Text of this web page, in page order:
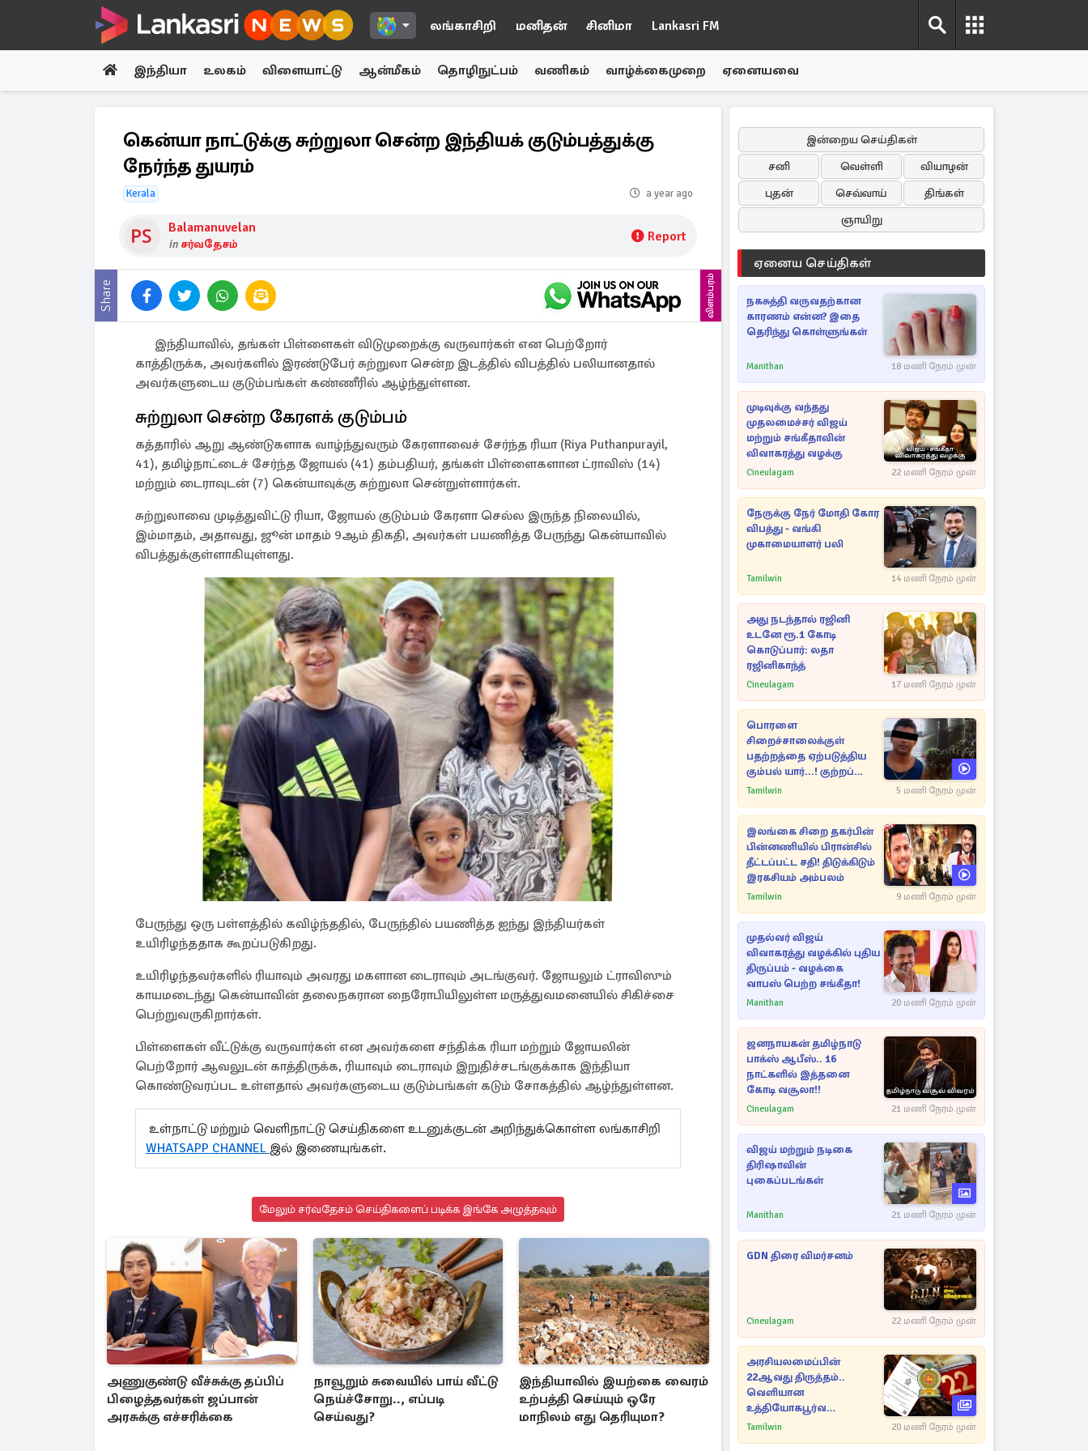
லங்காசிறி மனிதன் சினிமா Lankasri FM
இந்தியா உலகம் விளையாட்டு ஆன்மீகம் தொழிநுட்பம் வணிகம் வாழ்க்கைமுறை ஏனையவை
கென்யா நாட்டுக்கு சுற்றுலா சென்ற இந்தியக் குடும்பத்துக்கு
நேர்ந்த துயரம்
Kerala a year ago
Balamanuvelan
in சர்வதேசம் Report
Share விளம்பரம்
இந்தியாவில், தங்கள் பிள்ளைகள் விடுமுறைக்கு வருவார்கள் என பெற்றோர்
காத்திருக்க, அவர்களில் இரண்டுபேர் சுற்றுலா சென்ற இடத்தில் விபத்தில் பலியானதால்
அவர்களுடைய குடும்பங்கள் கண்ணீரில் ஆழ்ந்துள்ளன.
சுற்றுலா சென்ற கேரளக் குடும்பம்
கத்தாரில் ஆறு ஆண்டுகளாக வாழ்ந்துவரும் கேரளாவைச் சேர்ந்த ரியா (Riya Puthanpurayil,
41), தமிழ்நாட்டைச் சேர்ந்த ஜோயல் (41) தம்பதியர், தங்கள் பிள்ளைகளான ட்ராவிஸ் (14)
மற்றும் டைராவுடன் (7) கென்யாவுக்கு சுற்றுலா சென்றுள்ளார்கள்.
சுற்றுலாவை முடித்துவிட்டு ரியா, ஜோயல் குடும்பம் கேரளா செல்ல இருந்த நிலையில்,
இம்மாதம், அதாவது, ஜூன் மாதம் 9ஆம் திகதி, அவர்கள் பயணித்த பேருந்து கென்யாவில்
விபத்துக்குள்ளாகியுள்ளது.
பேருந்து ஒரு பள்ளத்தில் கவிழ்ந்ததில், பேருந்தில் பயணித்த ஐந்து இந்தியர்கள்
உயிரிழந்ததாக கூறப்படுகிறது.
உயிரிழந்தவர்களில் ரியாவும் அவரது மகளான டைராவும் அடங்குவர். ஜோயலும் ட்ராவிஸும்
காயமடைந்து கென்யாவின் தலைநகரான நைரோபியிலுள்ள மருத்துவமனையில் சிகிச்சை
பெற்றுவருகிறார்கள்.
பிள்ளைகள் வீட்டுக்கு வருவார்கள் என அவர்களை சந்திக்க ரியா மற்றும் ஜோயலின்
பெற்றோர் ஆவலுடன் காத்திருக்க, ரியாவும் டைராவும் இறுதிச்சடங்குக்காக இந்தியா
கொண்டுவரப்பட உள்ளதால் அவர்களுடைய குடும்பங்கள் கடும் சோகத்தில் ஆழ்ந்துள்ளன.
உள்நாட்டு மற்றும் வெளிநாட்டு செய்திகளை உடனுக்குடன் அறிந்துக்கொள்ள லங்காசிறி
WHATSAPP CHANNEL இல் இணையுங்கள்.
மேலும் சர்வதேசம் செய்திகளைப் படிக்க இங்கே அழுத்தவும்
அணுகுண்டு வீச்சுக்கு தப்பிப்
பிழைத்தவர்கள் ஜப்பான்
அரசுக்கு எச்சரிக்கை
நாவூறும் சுவையில் பாய் வீட்டு
நெய்ச்சோறு.., எப்படி
செய்வது?
இந்தியாவில் இயற்கை வைரம்
உற்பத்தி செய்யும் ஒரே
மாநிலம் எது தெரியுமா?
இன்றைய செய்திகள்
சனி
வெள்ளி
வியாழன்
புதன்
செவ்வாய்
திங்கள்
ஞாயிறு
ஏனைய செய்திகள்
நகசுத்தி வருவதற்கான
காரணம் என்ன? இதை
தெரிந்து கொள்ளுங்கள்
Manithan 18 மணி நேரம் முன்
முடிவுக்கு வந்தது
முதலமைச்சர் விஜய்
மற்றும் சங்கீதாவின்
விவாகரத்து வழக்கு
Cineulagam 22 மணி நேரம் முன்
நேருக்கு நேர் மோதி கோர
விபத்து - வங்கி
முகாமையாளர் பலி
Tamilwin 14 மணி நேரம் முன்
அது நடந்தால் ரஜினி
உடனே ரூ.1 கோடி
கொடுப்பார்: லதா
ரஜினிகாந்த்
Cineulagam 17 மணி நேரம் முன்
பொரளை
சிறைச்சாலைக்குள்
பதற்றத்தை ஏற்படுத்திய
கும்பல் யார்...! குற்றப்
பின்னணி தொடர்பில்
Tamilwin 5 மணி நேரம் முன்
இலங்கை சிறை தகர்பின்
பின்னணியில் பிரான்சில்
தீட்டப்பட்ட சதி! திடுக்கிடும்
இரகசியம் அம்பலம்
Tamilwin 9 மணி நேரம் முன்
முதல்வர் விஜய்
விவாகரத்து வழக்கில் புதிய
திருப்பம் - வழக்கை
வாபஸ் பெற்ற சங்கீதா!
Manithan 20 மணி நேரம் முன்
ஜனநாயகன் தமிழ்நாடு
பாக்ஸ் ஆபீஸ்.. 16
நாட்களில் இத்தனை
கோடி வசூலா!!
Cineulagam 21 மணி நேரம் முன்
விஜய் மற்றும் நடிகை
திரிஷாவின்
புகைப்படங்கள்
Manithan 21 மணி நேரம் முன்
GDN திரை விமர்சனம்
Cineulagam 22 மணி நேரம் முன்
அரசியலமைப்பின்
22ஆவது திருத்தம்..
வெளியான
உத்தியோகபூர்வ
அறிவிப்பு!
Tamilwin 20 மணி நேரம் முன்